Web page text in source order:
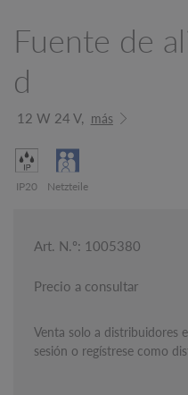
Fuente de
d
12 W 24 V, más
IP20 Netzteile
Art. N.º: 1005380
Precio a consultar
Venta solo a distribuidores
sesión o regístrese como